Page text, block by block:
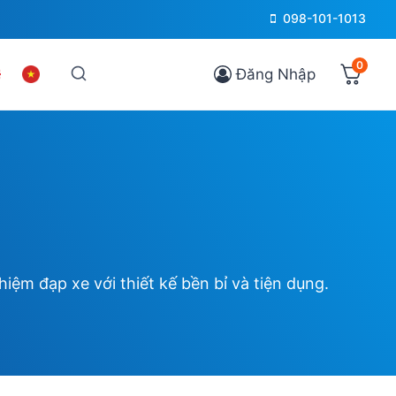
098-101-1013
Đăng Nhập 0
đạp xe với thiết kế bền bỉ và tiện dụng.